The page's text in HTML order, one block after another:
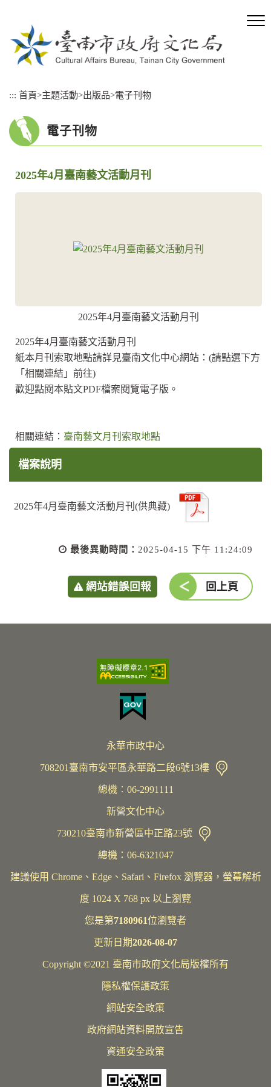
::: 首頁>主題活動>出版品>電子刊物
電子刊物
2025年4月臺南藝文活動月刊
2025年4月臺南藝文活動月刊
2025年4月臺南藝文活動月刊
紙本月刊索取地點請詳見臺南文化中心網站：(請點選下方
「相關連結」前往)
歡迎點閱本貼文PDF檔案閱覽電子版。
相關連結： 臺南藝文月刊索取地點
檔案說明
2025年4月臺南藝文活動月刊(供典藏)
最後異動時間： 2025-04-15 下午 11:24:09
網站錯誤回報 回上頁
永華市政中心
708201臺南市安平區永華路二段6號13樓
總機︰06-2991111
新營文化中心
730210臺南市新營區中正路23號
總機：06-6321047
建議使用 Chrome、Edge、Safari、Firefox 瀏覽器，螢幕解析
度 1024 X 768 px 以上瀏覽
您是第7180961位瀏覽者
更新日期2026-08-07
Copyright ©2021 臺南市政府文化局版權所有
隱私權保護政策
網站安全政策
政府網站資料開放宣告
資通安全政策